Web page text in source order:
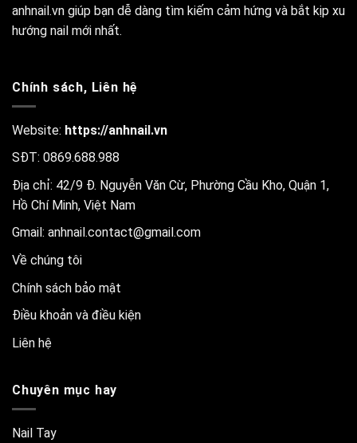
anhnail.vn giúp bạn dễ dàng tìm kiếm cảm hứng và bắt kịp xu
hướng nail mới nhất.
Chính sách, Liên hệ
Website: https://anhnail.vn
SĐT: 0869.688.988
Địa chỉ: 42/9 Đ. Nguyễn Văn Cừ, Phường Cầu Kho, Quận 1,
Hồ Chí Minh, Việt Nam
Gmail: anhnail.contact@gmail.com
Về chúng tôi
Chính sách bảo mật
Điều khoản và điều kiện
Liên hệ
Chuyên mục hay
Nail Tay